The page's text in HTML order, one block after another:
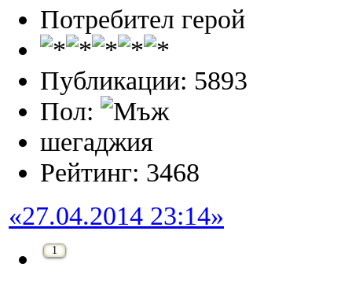
Потребител герой
Публикации: 5893
Пол:
шегаджия
Рейтинг: 3468
«27.04.2014 23:14»
1